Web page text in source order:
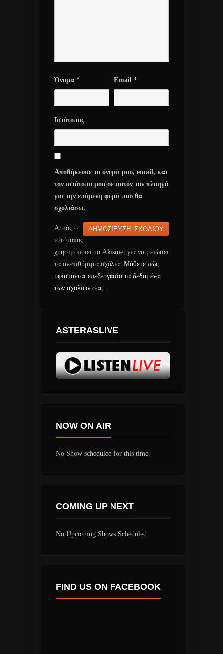
Όνομα * Email *
Ιστότοπος
Αποθήκευσε το όνομά μου, email, και
τον ιστότοπο μου σε αυτόν τον πλοηγό
για την επόμενη φορά που θα
σχολιάσω.
Αυτός ο
ιστότοπος
χρησιμοποιεί το Akismet για να μειώσει
τα ανεπιθύμητα σχόλια. Μάθετε πώς
υφίστανται επεξεργασία τα δεδομένα
των σχολίων σας.
ASTERASLIVE
NOW ON AIR
No Show scheduled for this time.
COMING UP NEXT
No Upcoming Shows Scheduled.
FIND US ON FACEBOOK